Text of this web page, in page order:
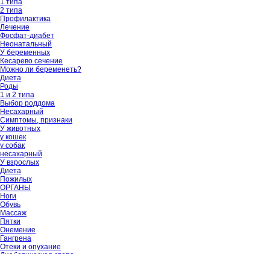
1 типа
2 типа
Профилактика
Лечение
Фосфат-диабет
Неонатальный
У беременных
Кесарево сечение
Можно ли беременеть?
Диета
Роды
1 и 2 типа
Выбор роддома
Несахарный
Симптомы, признаки
У животных
у кошек
у собак
несахарный
У взрослых
Диета
Пожилых
ОРГАНЫ
Ноги
Обувь
Массаж
Пятки
Онемение
Гангрена
Отеки и опухание